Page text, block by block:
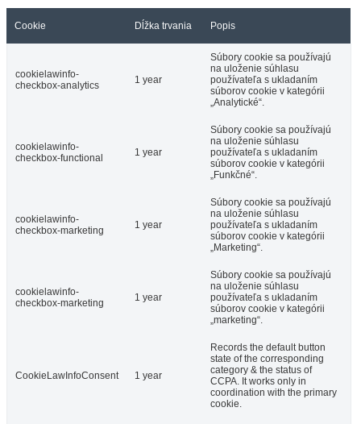
Cookie Dĺžka trvania Popis
cookielawinfo-
checkbox-analytics
1 year
Súbory cookie sa používajú
na uloženie súhlasu
používateľa s ukladaním
súborov cookie v kategórii
„Analytické“.
cookielawinfo-
checkbox-functional
1 year
Súbory cookie sa používajú
na uloženie súhlasu
používateľa s ukladaním
súborov cookie v kategórii
„Funkčné“.
cookielawinfo-
checkbox-marketing
1 year
Súbory cookie sa používajú
na uloženie súhlasu
používateľa s ukladaním
súborov cookie v kategórii
„Marketing“.
cookielawinfo-
checkbox-marketing
1 year
Súbory cookie sa používajú
na uloženie súhlasu
používateľa s ukladaním
súborov cookie v kategórii
„marketing“.
CookieLawInfoConsent 1 year
Records the default button
state of the corresponding
category & the status of
CCPA. It works only in
coordination with the primary
cookie.